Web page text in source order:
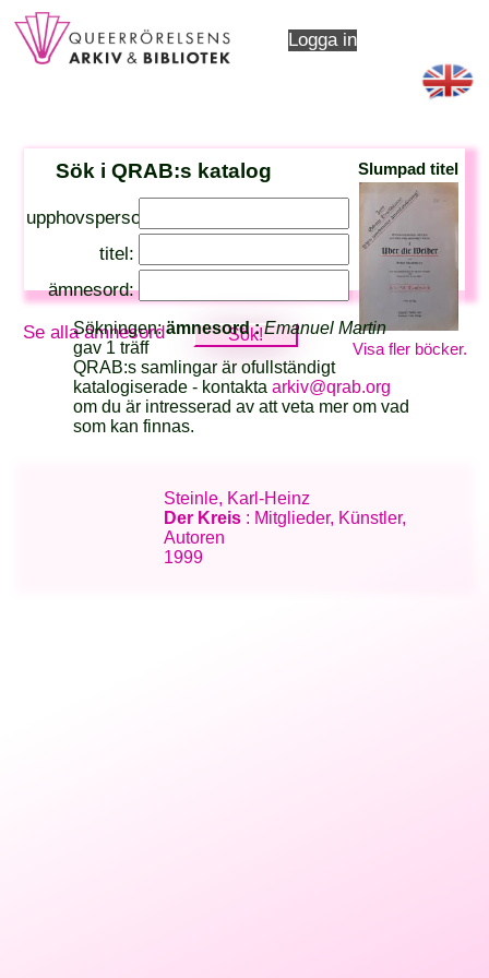
Logga in
Sök i QRAB:s katalog
upphovsperson:
titel:
ämnesord:
Se alla ämnesord
Slumpad titel
Visa fler böcker.
Sökningen:ämnesord :Emanuel Martin
gav 1 träff
QRAB:s samlingar är ofullständigt
katalogiserade - kontaktaarkiv@qrab.org
om du är intresserad av att veta mer om vad
som kan finnas.
Steinle, Karl-Heinz
Der Kreis : Mitglieder, Künstler,
Autoren
1999